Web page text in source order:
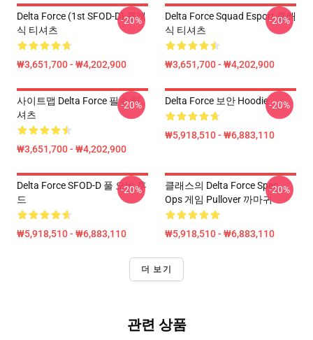
Delta Force (1st SFOD-D) 클래
식 티셔츠
₩3,651,700 - ₩4,202,900
-20%
Delta Force Squad Esport 클래
식 티셔츠
₩3,651,700 - ₩4,202,900
-20%
사이트맵 Delta Force 필수 티
셔츠
₩3,651,700 - ₩4,202,900
-20% Delta Force 보안 Hoodie
₩5,918,510 - ₩6,883,110
-20%
Delta Force SFOD-D 풀 오버 후
드
₩5,918,510 - ₩6,883,110
-20%
클래스의 Delta Force Spec
Ops 게임 Pullover 까마귀
₩5,918,510 - ₩6,883,110
-20%
더 보기
관련 상품